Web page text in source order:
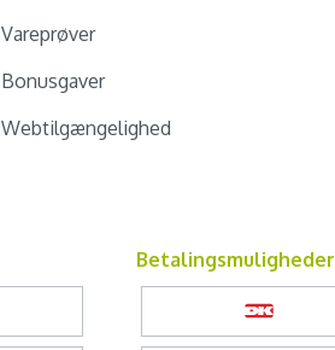
Vareprøver
Bonusgaver
Webtilgængelighed
Betalingsmuligheder